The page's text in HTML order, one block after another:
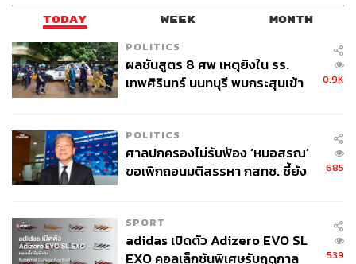
TODAY WEEK MONTH
POLITICS
ผลชันสูตร 8 ศพ เหตุยิงใน รร.
เทพศิรินทร์ นนทบุรี พบกระสุนเข้า
0.9K
POLITICS
ศาลปกครองไม่รับฟ้อง ‘หมอสรณ’
ขอเพิกถอนมติสรรหา กสทช. ชี้ยัง
685
SPORT
adidas เปิดตัว Adizero EVO SL
EXO คอลเล็กชันพิเศษรับฤดูกาล
539